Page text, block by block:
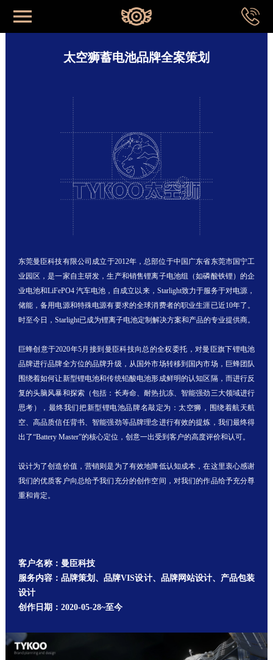
联系方式
太空狮蓄电池品牌全案策划
东莞曼臣科技有限公司成立于2012年，总部位于中国广东省东莞市国宁工
业园区，是一家自主研发，生产和销售锂离子电池组（如磷酸铁锂）的企
业电池和LiFePO4 汽车电池，自成立以来，Starlight致力于服务于对电源，
储能，备用电源和特殊电源有要求的全球消费者的职业生涯已近10年了。
时至今日，Starlight已成为锂离子电池定制解决方案和产品的专业提供商。
巨蜂创意于2020年5月接到曼臣科技向总的全权委托，对曼臣旗下锂电池
品牌进行品牌全方位的品牌升级，从国外市场转移到国内市场，巨蜂团队
围绕着如何让新型锂电池和传统铅酸电池形成鲜明的认知区隔，而进行反
复的头脑风暴和探索（包括：长寿命、耐热抗冻、智能强劲三大领域进行
思考），最终我们把新型锂电池品牌名敲定为：太空狮，围绕着航天航
空、高品质信任背书、智能强劲等品牌理念进行有效的提炼，我们最终得
出了“Battery Master”的核心定位，创意一出受到客户的高度评价和认可。
设计为了创造价值，营销则是为了有效地降低认知成本，在这里衷心感谢
我们的优质客户向总给予我们充分的创作空间，对我们的作品给予充分尊
重和肯定。
客户名称：曼臣科技
服务内容：品牌策划、品牌VIS设计、品牌网站设计、产品包装
设计
创作日期：2020-05-28~至今